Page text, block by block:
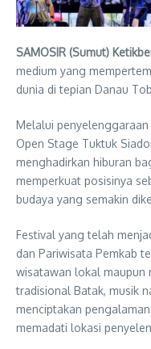
SAMOSIR (Sumut)
medium yang
dunia di tepian Danau
Melalui penyelenggaraan
Open Stage Tuktuk
menghadirkan hiburan
memperkuat posisinya
budaya yang semakin
Festival yang telah
dan Pariwisata Pemkab
wisatawan lokal maupun
tradisional Batak, musik
menciptakan
memadati lokasi